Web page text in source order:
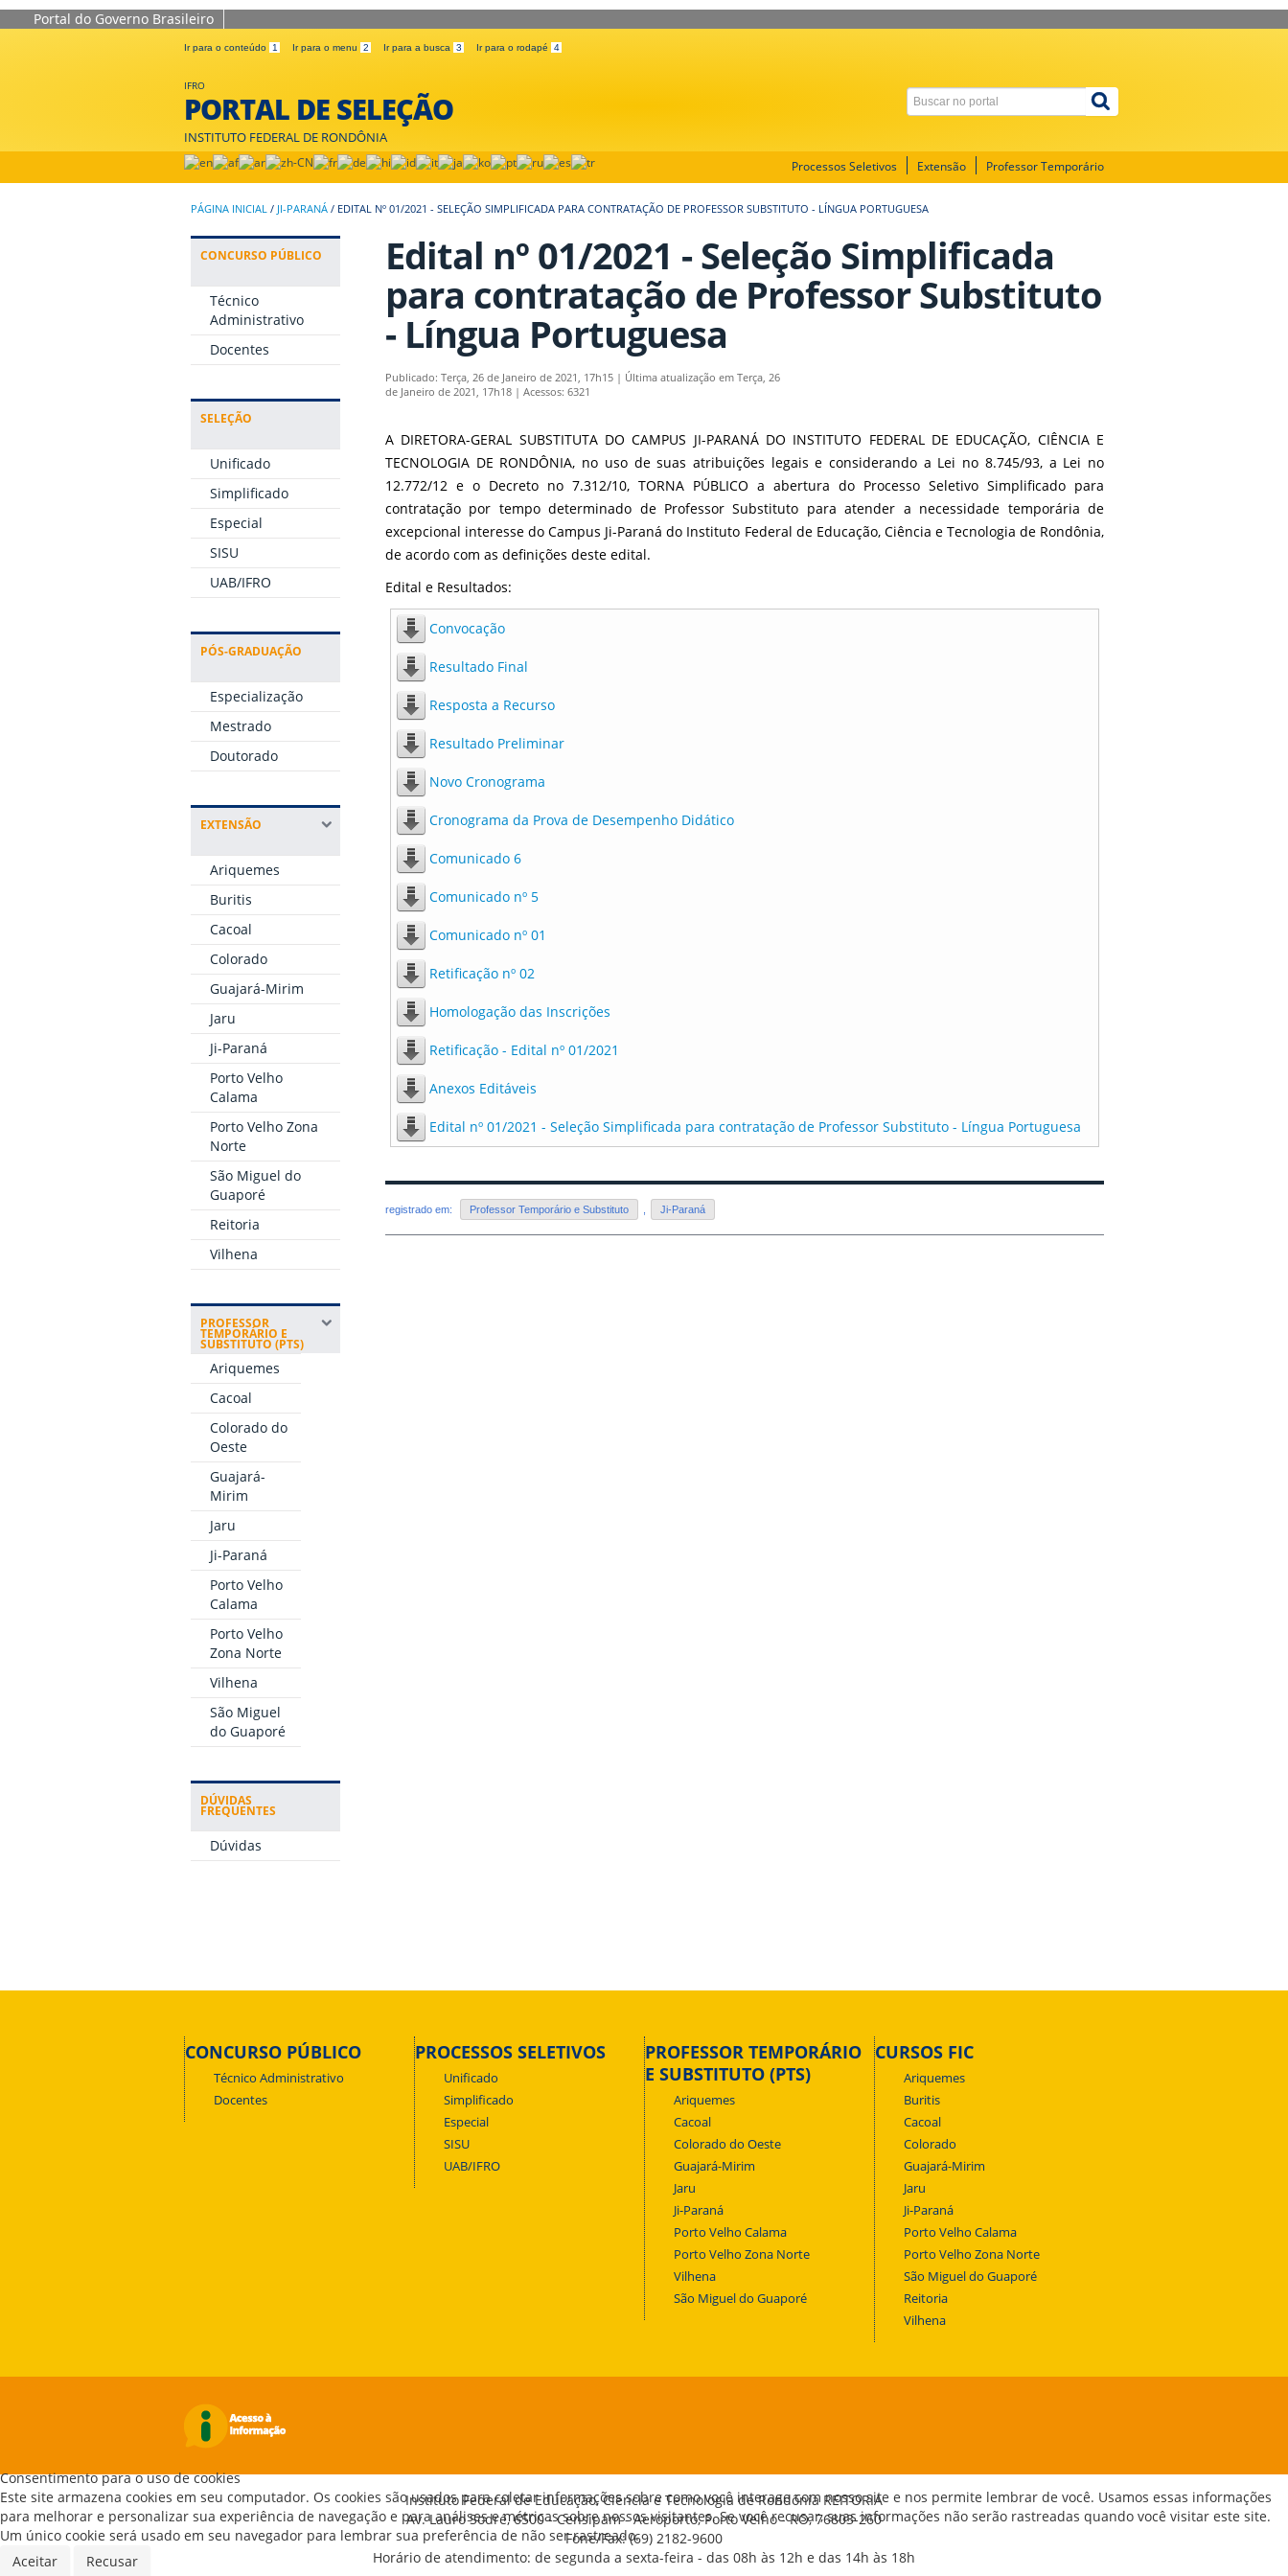
Portal do Governo Brasileiro
Ir para o conteúdo 1 Ir para o menu 2 Ir para a busca 3 Ir para o rodapé 4
IFRO
PORTAL DE SELEÇÃO
INSTITUTO FEDERAL DE RONDÔNIA
Processos Seletivos Extensão Professor Temporário
PÁGINA INICIAL / JI-PARANÁ / EDITAL Nº 01/2021 - SELEÇÃO SIMPLIFICADA PARA CONTRATAÇÃO DE PROFESSOR SUBSTITUTO - LÍNGUA PORTUGUESA
CONCURSO PÚBLICO
Técnico
Administrativo
Docentes
SELEÇÃO
Unificado
Simplificado
Especial
SISU
UAB/IFRO
PÓS-GRADUAÇÃO
Especialização
Mestrado
Doutorado
EXTENSÃO
Ariquemes
Buritis
Cacoal
Colorado
Guajará-Mirim
Jaru
Ji-Paraná
Porto Velho
Calama
Porto Velho Zona
Norte
São Miguel do
Guaporé
Reitoria
Vilhena
PROFESSOR
TEMPORÁRIO E
SUBSTITUTO (PTS)
Ariquemes
Cacoal
Colorado do
Oeste
Guajará-
Mirim
Jaru
Ji-Paraná
Porto Velho
Calama
Porto Velho
Zona Norte
Vilhena
São Miguel
do Guaporé
DÚVIDAS
FREQUENTES
Dúvidas
Edital nº 01/2021 - Seleção Simplificada
para contratação de Professor Substituto
- Língua Portuguesa
Publicado: Terça, 26 de Janeiro de 2021, 17h15 | Última atualização em Terça, 26
de Janeiro de 2021, 17h18 | Acessos: 6321
A DIRETORA-GERAL SUBSTITUTA DO CAMPUS JI-PARANÁ DO INSTITUTO FEDERAL DE EDUCAÇÃO, CIÊNCIA E
TECNOLOGIA DE RONDÔNIA, no uso de suas atribuições legais e considerando a Lei no 8.745/93, a Lei no
12.772/12 e o Decreto no 7.312/10, TORNA PÚBLICO a abertura do Processo Seletivo Simplificado para
contratação por tempo determinado de Professor Substituto para atender a necessidade temporária de
excepcional interesse do Campus Ji-Paraná do Instituto Federal de Educação, Ciência e Tecnologia de Rondônia,
de acordo com as definições deste edital.
Edital e Resultados:
Convocação
Resultado Final
Resposta a Recurso
Resultado Preliminar
Novo Cronograma
Cronograma da Prova de Desempenho Didático
Comunicado 6
Comunicado nº 5
Comunicado nº 01
Retificação nº 02
Homologação das Inscrições
Retificação - Edital nº 01/2021
Anexos Editáveis
Edital nº 01/2021 - Seleção Simplificada para contratação de Professor Substituto - Língua Portuguesa
registrado em: Professor Temporário e Substituto Ji-Paraná
CONCURSO PÚBLICO
Técnico Administrativo
Docentes
PROCESSOS SELETIVOS
Unificado
Simplificado
Especial
SISU
UAB/IFRO
PROFESSOR TEMPORÁRIO
E SUBSTITUTO (PTS)
Ariquemes
Cacoal
Colorado do Oeste
Guajará-Mirim
Jaru
Ji-Paraná
Porto Velho Calama
Porto Velho Zona Norte
Vilhena
São Miguel do Guaporé
CURSOS FIC
Ariquemes
Buritis
Cacoal
Colorado
Guajará-Mirim
Jaru
Ji-Paraná
Porto Velho Calama
Porto Velho Zona Norte
São Miguel do Guaporé
Reitoria
Vilhena
Instituto Federal de Educação, Ciência e Tecnologia de Rondônia REITORIA
Av. Lauro Sodré, 6500 - Censipam - Aeroporto, Porto Velho - RO, 76803-260
Fone/Fax: (69) 2182-9600
Horário de atendimento: de segunda a sexta-feira - das 08h às 12h e das 14h às 18h
Consentimento para o uso de cookies
Este site armazena cookies em seu computador. Os cookies são usados para coletar informações sobre como você interage com nosso site e nos permite lembrar de você. Usamos essas informações
para melhorar e personalizar sua experiência de navegação e para análises e métricas sobre nossos visitantes. Se você recusar, suas informações não serão rastreadas quando você visitar este site.
Um único cookie será usado em seu navegador para lembrar sua preferência de não ser rastreado.
Aceitar
Recusar